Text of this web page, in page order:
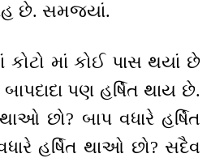
છે. સમજ્યાં.
માં કોઈ પાસ થયાં છે
પણ હર્ષિત થાય છે.
છો? બાપ વધારે હર્ષિત
હર્ષિત થાઓ છો? સદૈવ